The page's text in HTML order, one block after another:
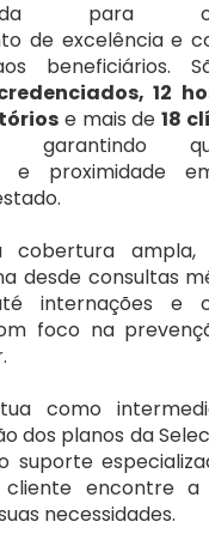
Saúde Empresariais
MG
para
de excelência e
beneficiários.
12
e mais de18
garantindo
e proximidade
cobertura
desde consultas
internações e
foco na
como
dos planos da
suporte
encontre a
necessidades.